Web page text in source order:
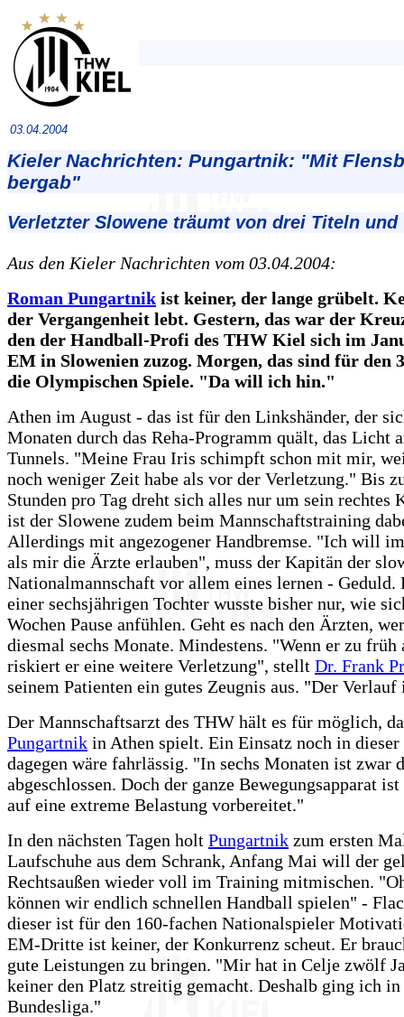
03.04.2004
Kieler Nachrichten: Pungartnik: "Mit
bergab"
Verletzter Slowene träumt von drei Titeln und
Aus den Kieler Nachrichten vom 03.04.2004:
Roman Pungartnik ist keiner, der lange grübelt.
der Vergangenheit lebt. Gestern, das war der
den der Handball-Profi des THW Kiel sich im
EM in Slowenien zuzog. Morgen, das sind für den
die Olympischen Spiele. "Da will ich hin."
Athen im August - das ist für den Linkshänder, der
Monaten durch das Reha-Programm quält, das Licht
Tunnels. "Meine Frau Iris schimpft schon mit mir,
noch weniger Zeit habe als vor der Verletzung." Bis
Stunden pro Tag dreht sich alles nur um sein rechtes
ist der Slowene zudem beim Mannschaftstraining
Allerdings mit angezogener Handbremse. "Ich will
als mir die Ärzte erlauben", muss der Kapitän der
Nationalmannschaft vor allem eines lernen - Geduld.
einer sechsjährigen Tochter wusste bisher nur, wie
Wochen Pause anfühlen. Geht es nach den Ärzten,
diesmal sechs Monate. Mindestens. "Wenn er zu früh
riskiert er eine weitere Verletzung", stellt Dr. Frank
seinem Patienten ein gutes Zeugnis aus. "Der
Der Mannschaftsarzt des THW hält es für möglich,
Pungartnik in Athen spielt. Ein Einsatz noch in dieser
dagegen wäre fahrlässig. "In sechs Monaten ist zwar
abgeschlossen. Doch der ganze Bewegungsapparat
auf eine extreme Belastung vorbereitet."
In den nächsten Tagen holt Pungartnik zum ersten
Laufschuhe aus dem Schrank, Anfang Mai will der
Rechtsaußen wieder voll im Training mitmischen.
können wir endlich schnellen Handball spielen" -
dieser ist für den 160-fachen Nationalspieler
EM-Dritte ist keiner, der Konkurrenz scheut. Er
gute Leistungen zu bringen. "Mir hat in Celje zwölf
keiner den Platz streitig gemacht. Deshalb ging ich
Bundesliga."